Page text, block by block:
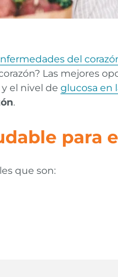
del
Las mejores
y el nivel de glucosa en
.
para
que son: